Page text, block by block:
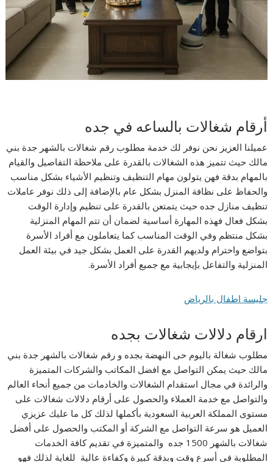
أرقام شغالات بالساعه في جده
عميلنا العزيز نحن نوفر لك خدمة مطلوب رقم شغالات بالشهر جدة بني
مالك حيث تتميز هذه الشغالات بالقدرة على ملاحظة التفاصيل والقيام
بالمهام بدقة فهن يتولون مهام التنظيف وتنظيم الأشياء بشكل مناسب
والحفاظ على نظافة المنزل بشكل عام بالإضافة إلى ذلك نوفر عاملات
تنظيف منازل جده حيث يتمتعن بالقدرة على تنظيم وإدارة الوقت
بشكل فعال فهذه المهارة أساسية لضمان أن تتم المهام المنزلية
بشكل منتظم وفي الوقت المناسب كما يتعاملون مع أفراد الأسرة
بتواضع واحترام ولديهم القدرة على العمل بشكل جيد في بيئة العمل
المنزلية والتفاعل بإيجابية مع جميع أفراد الأسرة.
جليسة اطفال بالرياض
ارقام دلالات شغالات بجده
مطلوب شغالة باليوم حى النهضة بجده و رقم شغالات بالشهر جدة بني
مالك حيث يمكن التواصل مع افضل المكاتب والشركات المتميزة
والرائدة في مجال استقدام الشغالات والخادمات من جميع أنحاء العالم
والتواصل مع خدمة العملاء والحصول على أرقام دلالات شغالات على
مستوى المملكة العربية السعودية بأكملها لذلك كل ما عليك عزيزي
العميل هو سرعة التواصل مع الشركة أو المكتب والحصول على أفضل
شغالات بالشهر 1500 جده والمتميزة في تقديم كافة الخدمات
المطلوبة في أسرع وقت وبدقة كبيرة وكفاءة عالية للغاية لذلك فهو